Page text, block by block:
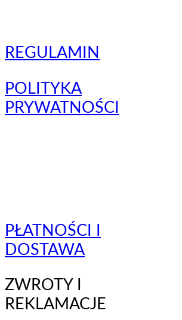
REGULAMIN
POLITYKA
PRYWATNOŚCI
PŁATNOŚCI I
DOSTAWA
ZWROTY I
REKLAMACJE